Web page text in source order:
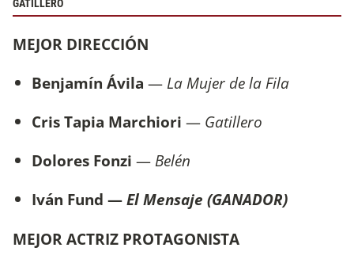
GATILLERO
MEJOR DIRECCIÓN
Benjamín Ávila — La Mujer de la Fila
Cris Tapia Marchiori — Gatillero
Dolores Fonzi — Belén
Iván Fund —El Mensaje (GANADOR)
MEJOR ACTRIZ PROTAGONISTA